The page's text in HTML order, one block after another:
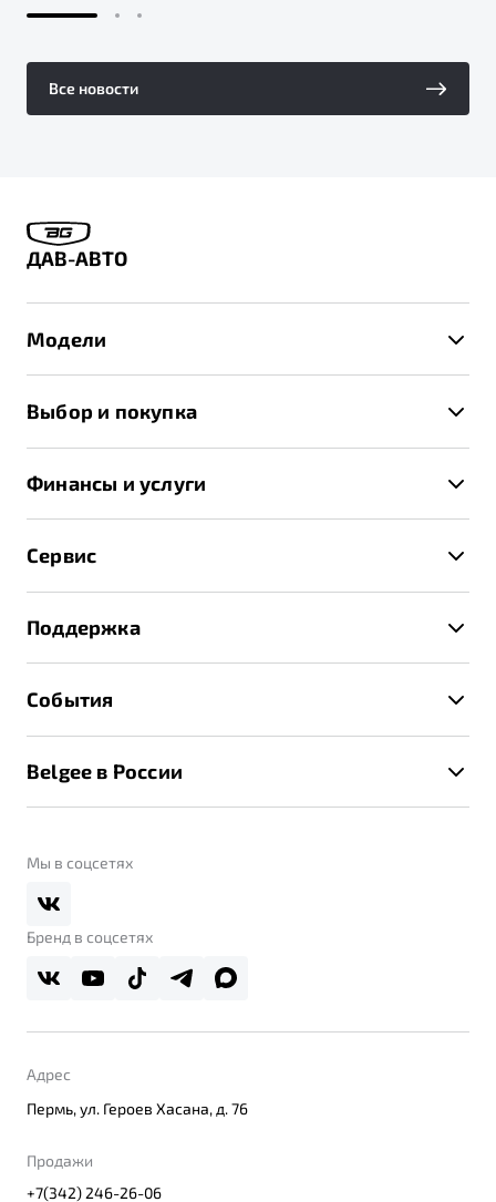
Все новости
ДАВ-АВТО
Модели
X70
Выбор и покупка
Спецпредложения и Акции
Записаться на тест-драйв
Получить предложение
Финансы и услуги
Трейд-ин
Страхование
Расчет КАСКО
Сервис
Руководство по эксплуатации
Техническое обслуживание
Калькулятор ТО
Поддержка
Помощь на дорогах
Belgee Линк
Реферальная программа
События
Контакты
Belgee в России
О дилерском центре
Правовая информация
Мы в соцсетях
Бренд в соцсетях
Адрес
Пермь, ул. Героев Хасана, д. 76
Продажи
+7(342) 246-26-06